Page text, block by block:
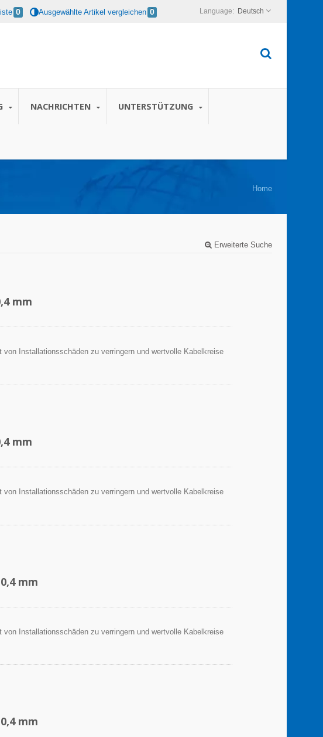
0 Ausgewählte Artikel vergleichen 0 Deutsch
NACHRICHTEN UNTERSTÜTZUNG
Home
Erweiterte Suche
mm
Installationsschäden zu verringern und wertvolle Kabelkreise
mm
Installationsschäden zu verringern und wertvolle Kabelkreise
mm
Installationsschäden zu verringern und wertvolle Kabelkreise
mm